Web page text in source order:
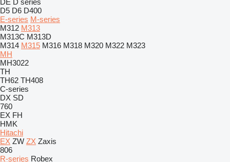
DE D series
D5 D6 D400
E-series M-series
M312 M313
M313C M313D
M314 M315 M316 M318 M320 M322 M323
MH
MH3022
TH
TH62 TH408
C-series
DX SD
760
EX FH
HMK
Hitachi
EX ZW ZX Zaxis
806
R-series Robex